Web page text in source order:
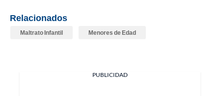
Relacionados
Maltrato Infantil Menores de Edad
PUBLICIDAD